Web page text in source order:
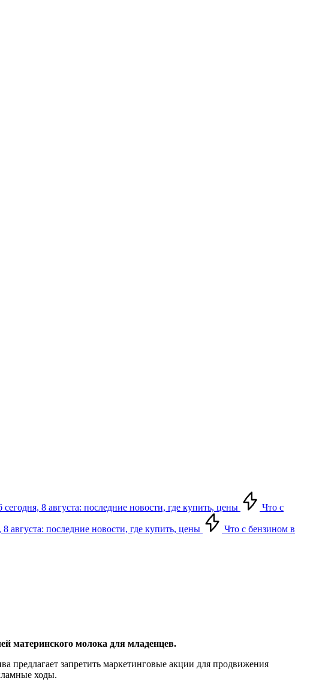
8 августа: последние новости, где купить, цены Что с
августа: последние новости, где купить, цены
Что с бензином в
материнского молока для младенцев.
предлагает запретить маркетинговые акции для продвижения
ходы.